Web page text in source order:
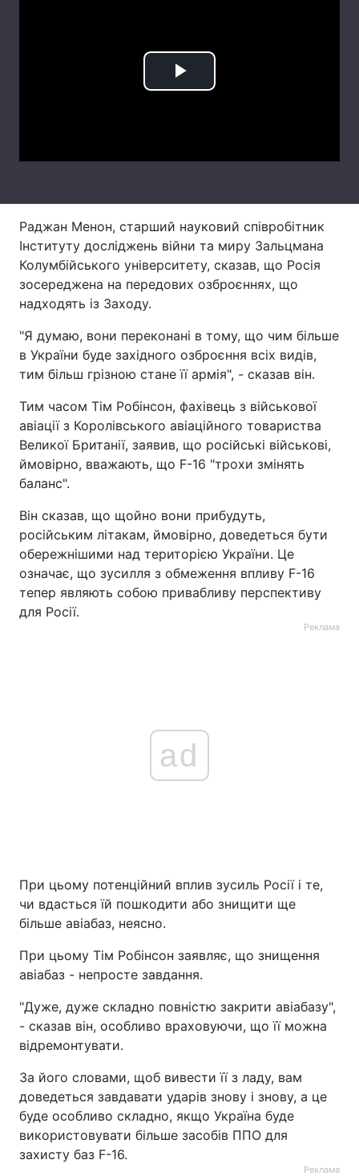
Думки
Вакансії
Послуги
Тема оформлення
Play
Раджан Менон, старший науковий співробітник
Інституту досліджень війни та миру Зальцмана
Колумбійського університету, сказав, що Росія
зосереджена на передових озброєннях, що
надходять із Заходу.
"Я думаю, вони переконані в тому, що чим більше
в України буде західного озброєння всіх видів,
тим більш грізною стане її армія", - сказав він.
Тим часом Тім Робінсон, фахівець з військової
авіації з Королівського авіаційного товариства
Великої Британії, заявив, що російські військові,
ймовірно, вважають, що F-16 "трохи змінять
баланс".
Він сказав, що щойно вони прибудуть,
російським літакам, ймовірно, доведеться бути
обережнішими над територією України. Це
означає, що зусилля з обмеження впливу F-16
тепер являють собою привабливу перспективу
для Росії.
Реклама
ad
При цьому потенційний вплив зусиль Росії і те,
чи вдасться їй пошкодити або знищити ще
більше авіабаз, неясно.
При цьому Тім Робінсон заявляє, що знищення
авіабаз - непросте завдання.
"Дуже, дуже складно повністю закрити авіабазу",
- сказав він, особливо враховуючи, що її можна
відремонтувати.
За його словами, щоб вивести її з ладу, вам
доведеться завдавати ударів знову і знову, а це
буде особливо складно, якщо Україна буде
використовувати більше засобів ППО для
захисту баз F-16.
Реклама